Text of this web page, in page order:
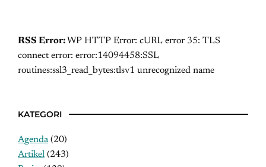
RSS Error: WP HTTP Error: cURL error 35: TLS
connect error: error:14094458:SSL
routines:ssl3_read_bytes:tlsv1 unrecognized name
KATEGORI
Agenda(20)
Artikel (243)